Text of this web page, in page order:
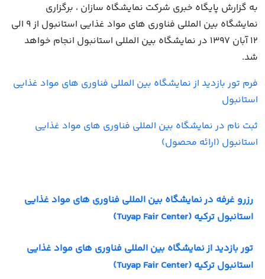
به گزارش پایگاه خبری شرکت نمایشگاه سازان ، برگزاری
نمایشگاه بین المللی فناوری های مواد غذایی استانبول از 9 الی
12 آبان 1397 در نمایشگاه بین المللی استانبول انجام خواهد
شد.
فرم تور بازدید از نمایشگاه بین المللی فناوری های مواد غذایی
استانبول
ثبت نام در نمایشگاه بین المللی فناوری های مواد غذایی
استانبول (ارائه محصول)
رزرو غرفه در نمایشگاه بین المللی فناوری های مواد غذایی
استانبول ترکیه (Tuyap Fair Center)
تور بازدید از نمایشگاه بین المللی فناوری های مواد غذایی
استانبول ترکیه (Tuyap Fair Center)